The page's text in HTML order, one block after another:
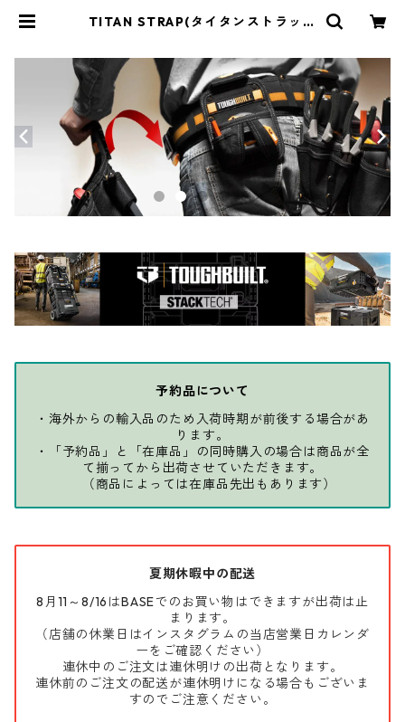
TITAN STRAP(タイタンストラップ
ン/コヨーテ TSI-0120 | THE DIY
DEPOT
予約品について
・海外からの輸入品のため入荷時期が前後する場合があ
ります。
・「予約品」と「在庫品」の同時購入の場合は商品が全
て揃ってから出荷させていただきます。
（商品によっては在庫品先出もあります）
夏期休暇中の配送
8月11～8/16はBASEでのお買い物はできますが出荷は止
まります。
（店舗の休業日はインスタグラムの当店営業日カレンダ
ーをご確認ください）
連休中のご注文は連休明けの出荷となります。
連休前のご注文の配送が連休明けになる場合もございま
すのでご注意ください。